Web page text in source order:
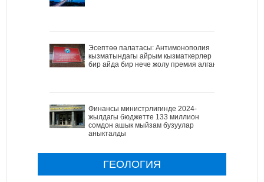
Эсептөө палатасы: Антимонополия
кызматындагы айрым кызматкерлер
бир айда бир нече жолу премия алган
Финансы министрлигинде 2024-
жылдагы бюджетте 133 миллион
сомдон ашык мыйзам бузуулар
аныкталды
ГЕОЛОГИЯ